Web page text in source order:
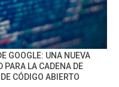
GOOGLE: UNA NUEVA
PARA LA CADENA DE
CÓDIGO ABIERTO